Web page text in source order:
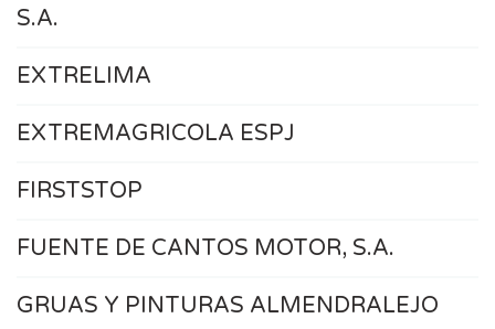
S.A.
EXTRELIMA
EXTREMAGRICOLA ESPJ
FIRSTSTOP
FUENTE DE CANTOS MOTOR, S.A.
GRUAS Y PINTURAS ALMENDRALEJO